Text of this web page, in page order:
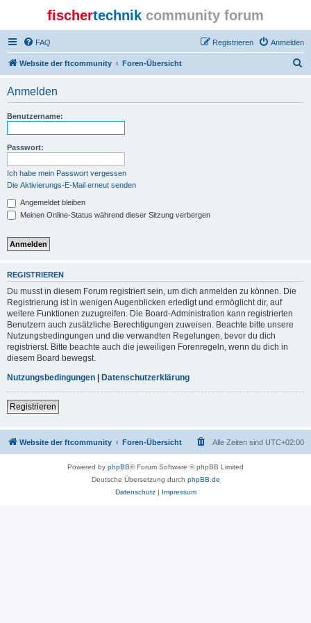
fischertechnik community forum
FAQ Anmelden
Registrieren
Website der ftcommunity Foren-Übersicht
Anmelden
Benutzername:
Passwort:
Ich habe mein Passwort vergessen
Die Aktivierungs-E-Mail erneut senden
Angemeldet bleiben
Meinen Online-Status während dieser Sitzung verbergen
REGISTRIEREN
Du musst in diesem Forum registriert sein, um dich anmelden zu können. Die
Registrierung ist in wenigen Augenblicken erledigt und ermöglicht dir, auf
weitere Funktionen zuzugreifen. Die Board-Administration kann registrierten
Benutzern auch zusätzliche Berechtigungen zuweisen. Beachte bitte unsere
Nutzungsbedingungen und die verwandten Regelungen, bevor du dich
registrierst. Bitte beachte auch die jeweiligen Forenregeln, wenn du dich in
diesem Board bewegst.
Nutzungsbedingungen | Datenschutzerklärung
Registrieren
Website der ftcommunity Foren-Übersicht Alle Zeiten sind UTC+02:00
Powered by phpBB® Forum Software © phpBB Limited
Deutsche Übersetzung durch phpBB.de
Datenschutz| Impressum